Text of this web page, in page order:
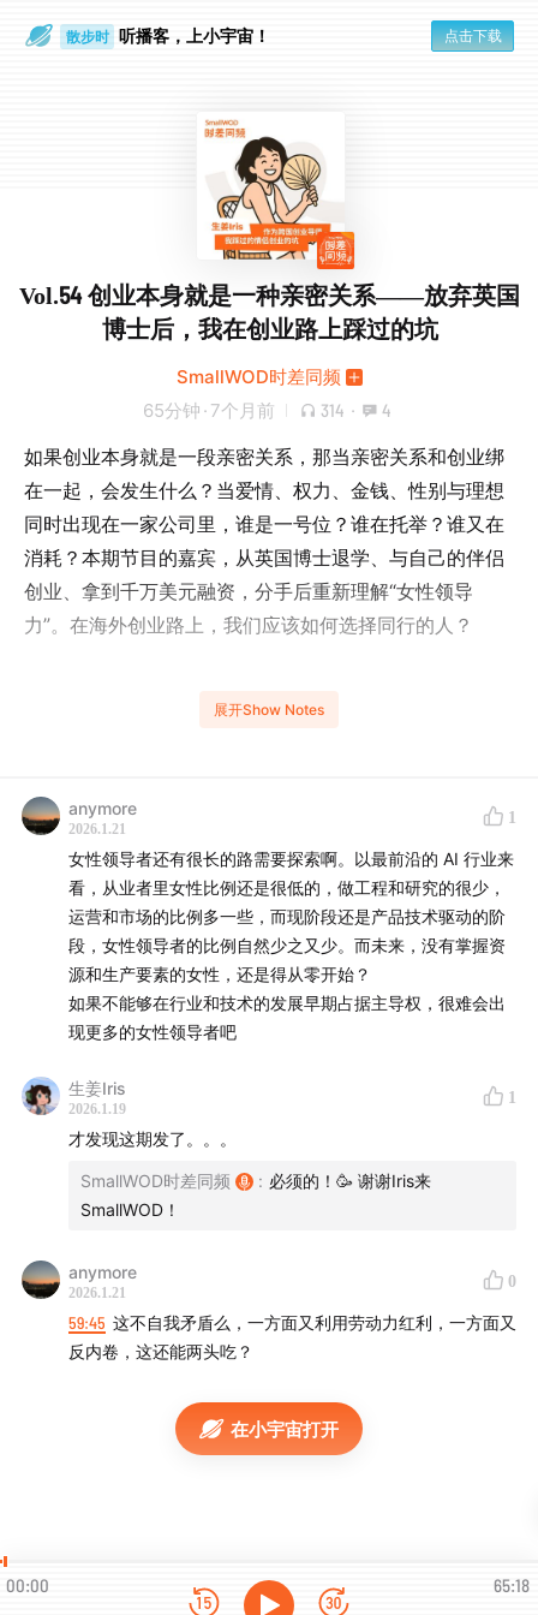
散步时 听播客，上小宇宙！ 点击下载
Vol.54 创业本身就是一种亲密关系——放弃英国
博士后，我在创业路上踩过的坑
SmallWOD时差同频
65分钟 · 7个月前 314 · 4
如果创业本身就是一段亲密关系，那当亲密关系和创业绑
在一起，会发生什么？当爱情、权力、金钱、性别与理想
同时出现在一家公司里，谁是一号位？谁在托举？谁又在
消耗？本期节目的嘉宾，从英国博士退学、与自己的伴侣
创业、拿到千万美元融资，分手后重新理解“女性领导
力”。在海外创业路上，我们应该如何选择同行的人？
除了收听我们的节目，也请下载 SmallWOD APP，来和
时间轴
创业者的真实状态：为什么创业的人大多“没有生活”
节目开场：SmallWOD 时差同频
嘉宾介绍：Iris 的出海、创业与顾问身份
为什么单独邀请 Iris 来讲她的人生故事
博士退学 + 情侣创业的决定是如何发生的
05:31 第一段创业经历概览：从零到千万美元融资
“踩坑元年”：不懂互联网的两个人如何开始
一年见 400 位投资人，被拒绝 400 次
产品本身是什么？从学术编辑器到全球生产力工具
13:40 合伙人问题：多个“大牛”为何会毁掉一家初创公司
15:54 情侣创业的真实体验：执行力、信任与权力结构
关系失衡的根源：上下位关系与尊重缺失
女性创业不是困境，而是一种时代处境
独生女一代的崛起与性别结构的深层变化
公司治理、本位主义与父权结构的影子
展开Show Notes
anymore
2026.1.21
1
女性领导者还有很长的路需要探索啊。以最前沿的 AI 行业来
看，从业者里女性比例还是很低的，做工程和研究的很少，
运营和市场的比例多一些，而现阶段还是产品技术驱动的阶
段，女性领导者的比例自然少之又少。而未来，没有掌握资
源和生产要素的女性，还是得从零开始？
如果不能够在行业和技术的发展早期占据主导权，很难会出
现更多的女性领导者吧
生姜Iris
2026.1.19
1
才发现这期发了。。。
SmallWOD时差同频 : 必须的！🥳 谢谢Iris来
SmallWOD！
anymore
2026.1.21
0
59:45 这不自我矛盾么，一方面又利用劳动力红利，一方面又
反内卷，这还能两头吃？
在小宇宙打开
00:00 65:18